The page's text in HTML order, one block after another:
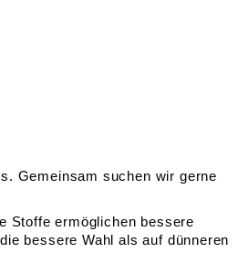
Gemeinsam suchen wir gerne
Stoffe ermöglichen bessere
bessere Wahl als auf dünneren